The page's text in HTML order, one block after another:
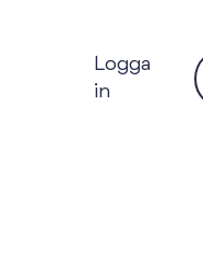
Logga
in